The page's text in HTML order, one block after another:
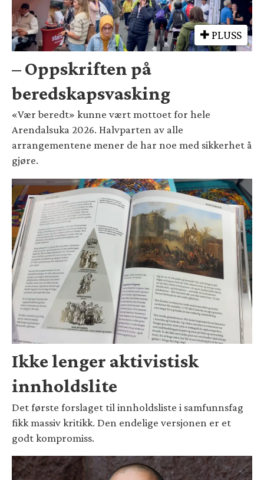
PLUSS
– Oppskriften på
beredskapsvasking
«Vær beredt» kunne vært mottoet for hele
Arendalsuka 2026. Halvparten av alle
arrangementene mener de har noe med sikkerhet å
gjøre.
Ikke lenger aktivistisk
innholdslite
Det første forslaget til innholdsliste i samfunnsfag
fikk massiv kritikk. Den endelige versjonen er et
godt kompromiss.